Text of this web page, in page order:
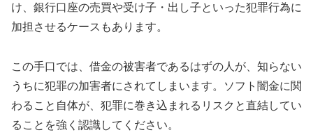
け、銀行口座の売買や受け子・出し子といった犯罪行為に
加担させるケースもあります。
この手口では、借金の被害者であるはずの人が、知らない
うちに犯罪の加害者にされてしまいます。ソフト闇金に関
わること自体が、犯罪に巻き込まれるリスクと直結してい
ることを強く認識してください。